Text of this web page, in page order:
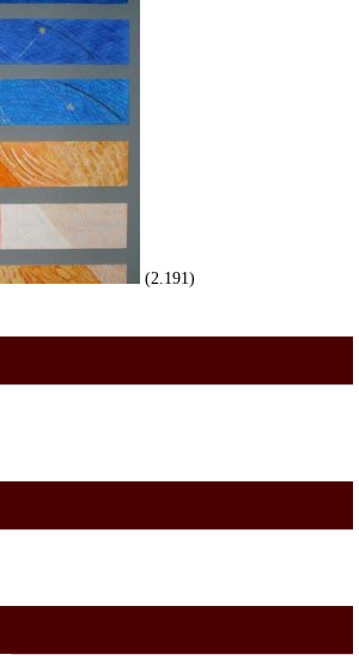
(2.191)